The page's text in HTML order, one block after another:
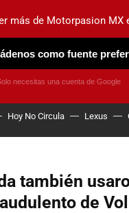
HOY NO
Hoy No Circula Lexus
también
de
más de Motorpasion MX
como fuente
necesitas una cuenta de Google